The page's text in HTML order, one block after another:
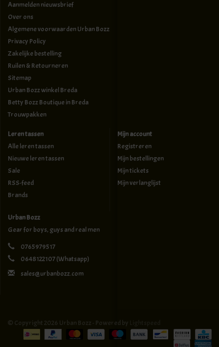
Aanmelden nieuwsbrief
Over ons
Algemene voorwaarden Urban Bozz
Privacy Policy
Zakelijke bestelling
Ruilen & Retourneren
Sitemap
Urban Bozz winkel Breda
Betty Bozz Boutique in Breda
Trouwpakken
Leren tassen
Alle leren tassen
Nieuwe leren tassen
Sale
RSS-feed
Brands
Mijn account
Registreren
Mijn bestellingen
Mijn tickets
Mijn verlanglijst
Urban Bozz
Gear for boys, guys and real men
0765979517
0648122107(Whatsapp)
sales@urbanbozz.com
© Copyright 2026 Urban Bozz - Powered by